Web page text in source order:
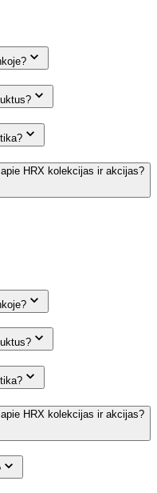
HRX kolekcijas ir akcijas?
HRX kolekcijas ir akcijas?